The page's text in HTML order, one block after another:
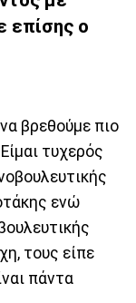
επίσης ο
βρεθούμε πιο
τυχερός
ενώ
τους είπε
πάντα